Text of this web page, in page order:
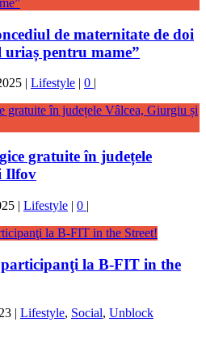
de maternitate de doi
uriaș pentru mame”
| Lifestyle | 0 |
gratuite în județele
Ilfov
| Lifestyle | 0 |
la B-FIT in the
| Lifestyle, Social, Unblock